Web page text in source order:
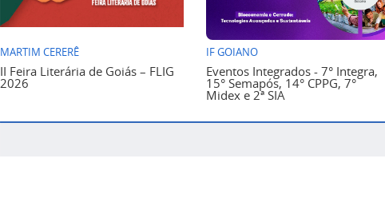
MARTIM CERERÊ
II Feira Literária de Goiás – FLIG
2026
IF GOIANO
Eventos Integrados - 7° Integra,
15° Semapós, 14° CPPG, 7°
Midex e 2ª SIA